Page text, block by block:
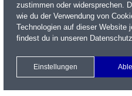
Name / WKN / ISIN / Kürzel
Newsletter Kontakt
Xetra Realtime
Watchlist
zustimmen oder widersprechen.
wie du der Verwendung von
Technologien auf dieser Website
findest du in unseren
Einstellungen